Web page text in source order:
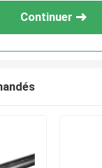
Continuer